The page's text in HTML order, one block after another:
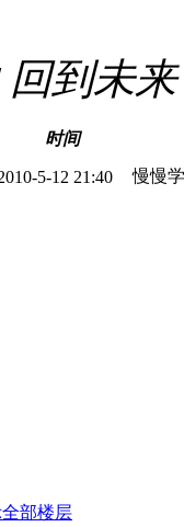
到未
时间
5-12 21:40 慢慢
全部楼层